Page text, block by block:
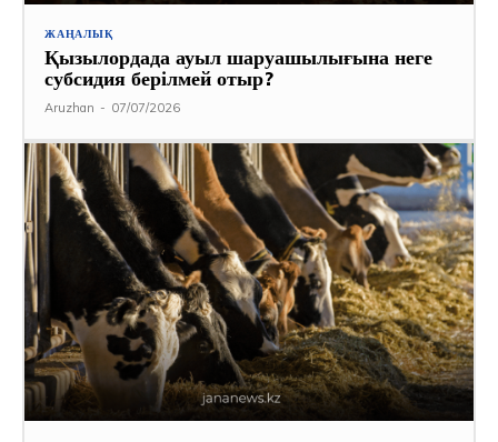
ЖАҢАЛЫҚ
Қызылордада ауыл шаруашылығына неге
субсидия берілмей отыр?
Aruzhan - 07/07/2026